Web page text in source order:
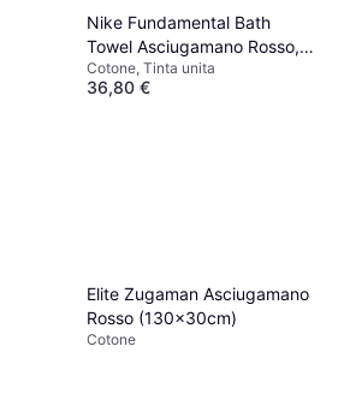
Nike Fundamental Bath
Towel Asciugamano Rosso,
Nero, Bianco (120x60cm)
Cotone, Tinta unita
36,80 €
Elite Zugaman Asciugamano
Rosso (130x30cm)
Cotone